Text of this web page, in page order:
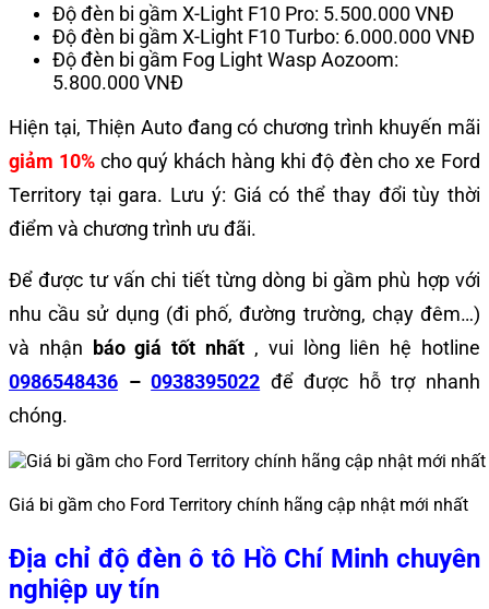
Độ đèn bi gầm X-Light F10 Pro: 5.500.000 VNĐ
Độ đèn bi gầm X-Light F10 Turbo: 6.000.000 VNĐ
Độ đèn bi gầm Fog Light Wasp Aozoom:
5.800.000 VNĐ
Hiện tại, Thiện Auto đang có chương trình khuyến mãi
giảm 10%cho quý khách hàng khi độ đèn cho xe Ford
Territory tại gara. Lưu ý: Giá có thể thay đổi tùy thời
điểm và chương trình ưu đãi.
Để được tư vấn chi tiết từng dòng bi gầm phù hợp với
nhu cầu sử dụng (đi phố, đường trường, chạy đêm…)
và nhận báo giá tốt nhất , vui lòng liên hệ hotline
0986548436 –0938395022 để được hỗ trợ nhanh
chóng.
Giá bi gầm cho Ford Territory chính hãng cập nhật mới nhất
Địa chỉ độ đèn ô tô Hồ Chí Minh chuyên
nghiệp uy tín